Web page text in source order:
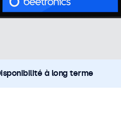
à long terme